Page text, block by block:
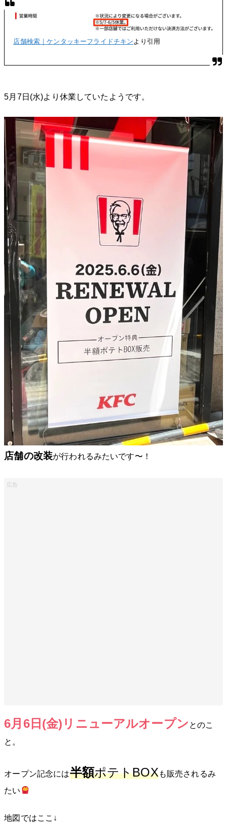
店舗検索｜ケンタッキーフライドチキンより引用
5月7日(水)より休業していたようです。
店舗の改装が行われるみたいです〜！
6月6日(金)リニューアルオープン とのこ
と。
オープン記念には半額ポテトBOXも販売されるみ
たい
地図ではここ↓